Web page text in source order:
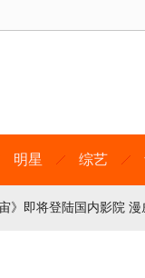
明星 综艺
》即将登陆国内影院